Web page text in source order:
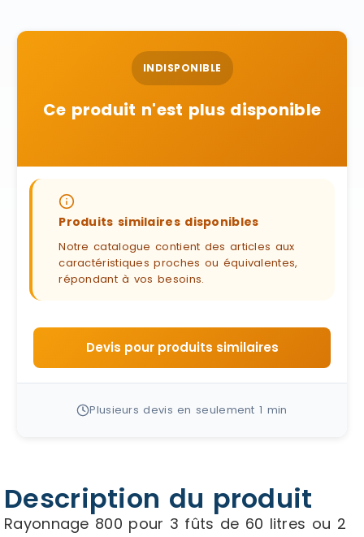
INDISPONIBLE
Ce produit n'est plus disponible
Produits similaires disponibles
Notre catalogue contient des articles aux
caractéristiques proches ou équivalentes,
répondant à vos besoins.
Devis pour produits similaires
Plusieurs devis en seulement 1 min
Description du produit
Rayonnage 800 pour 3 fûts de 60 litres ou 2